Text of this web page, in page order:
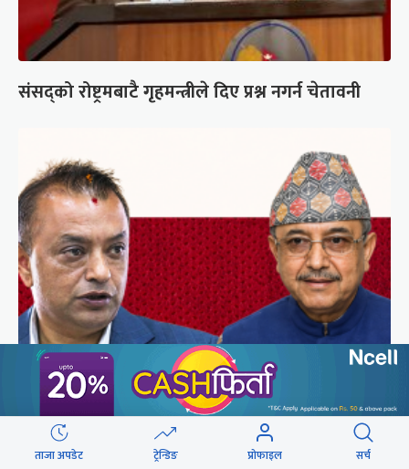
संसद्को रोष्ट्रमबाटै गृहमन्त्रीले दिए प्रश्न नगर्न चेतावनी
कांग्रेसको आधिकारिकता विवादमा सर्वोच्चले सुरुदेखि
सुनुवाइ गर्ने
ताजा अपडेट ट्रेन्डिङ प्रोफाइल सर्च